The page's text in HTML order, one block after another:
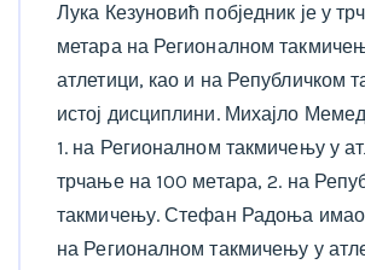
Лука Кезуновић побједник је у
метара на Регионалном
атлетици, као и на Републичком
истој дисциплини. Михајло
1. на Регионалном такмичењу у
трчање на 100 метара, 2. на
такмичењу. Стефан Радоња имао
на Регионалном такмичењу у